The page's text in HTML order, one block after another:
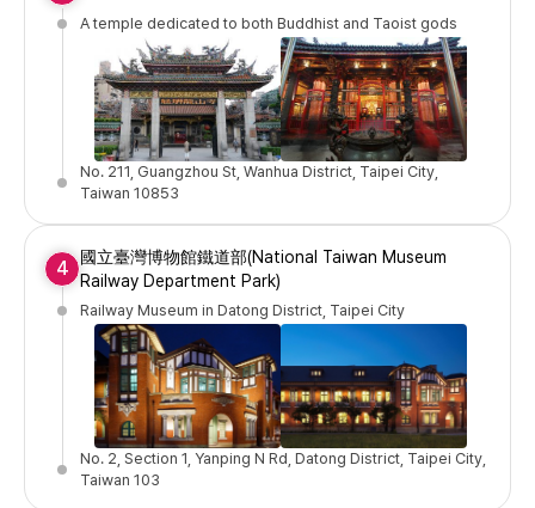
A temple dedicated to both Buddhist and Taoist gods
No. 211, Guangzhou St, Wanhua District, Taipei City,
Taiwan 10853
4
國立臺灣博物館鐵道部(National Taiwan Museum
Railway Department Park)
Railway Museum in Datong District, Taipei City
No. 2, Section 1, Yanping N Rd, Datong District, Taipei City,
Taiwan 103